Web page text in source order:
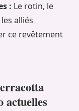
: Le rotin, le
alliés
ce revêtement
actuelles